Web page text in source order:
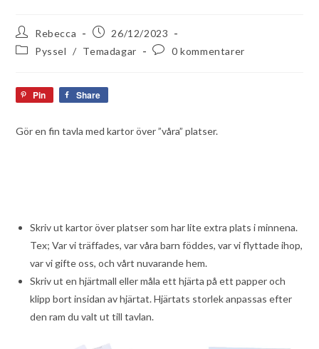
Rebecca
26/12/2023
Pyssel
/ Temadagar 0 kommentarer
Pin Share
Gör en fin tavla med kartor över ”våra” platser.
Skriv ut kartor över platser som har lite extra plats i minnena.
Tex; Var vi träffades, var våra barn föddes, var vi flyttade ihop,
var vi gifte oss, och vårt nuvarande hem.
Skriv ut en hjärtmall eller måla ett hjärta på ett papper och
klipp bort insidan av hjärtat. Hjärtats storlek anpassas efter
den ram du valt ut till tavlan.